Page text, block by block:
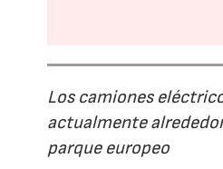
Los camiones
actualmente
parque europeo